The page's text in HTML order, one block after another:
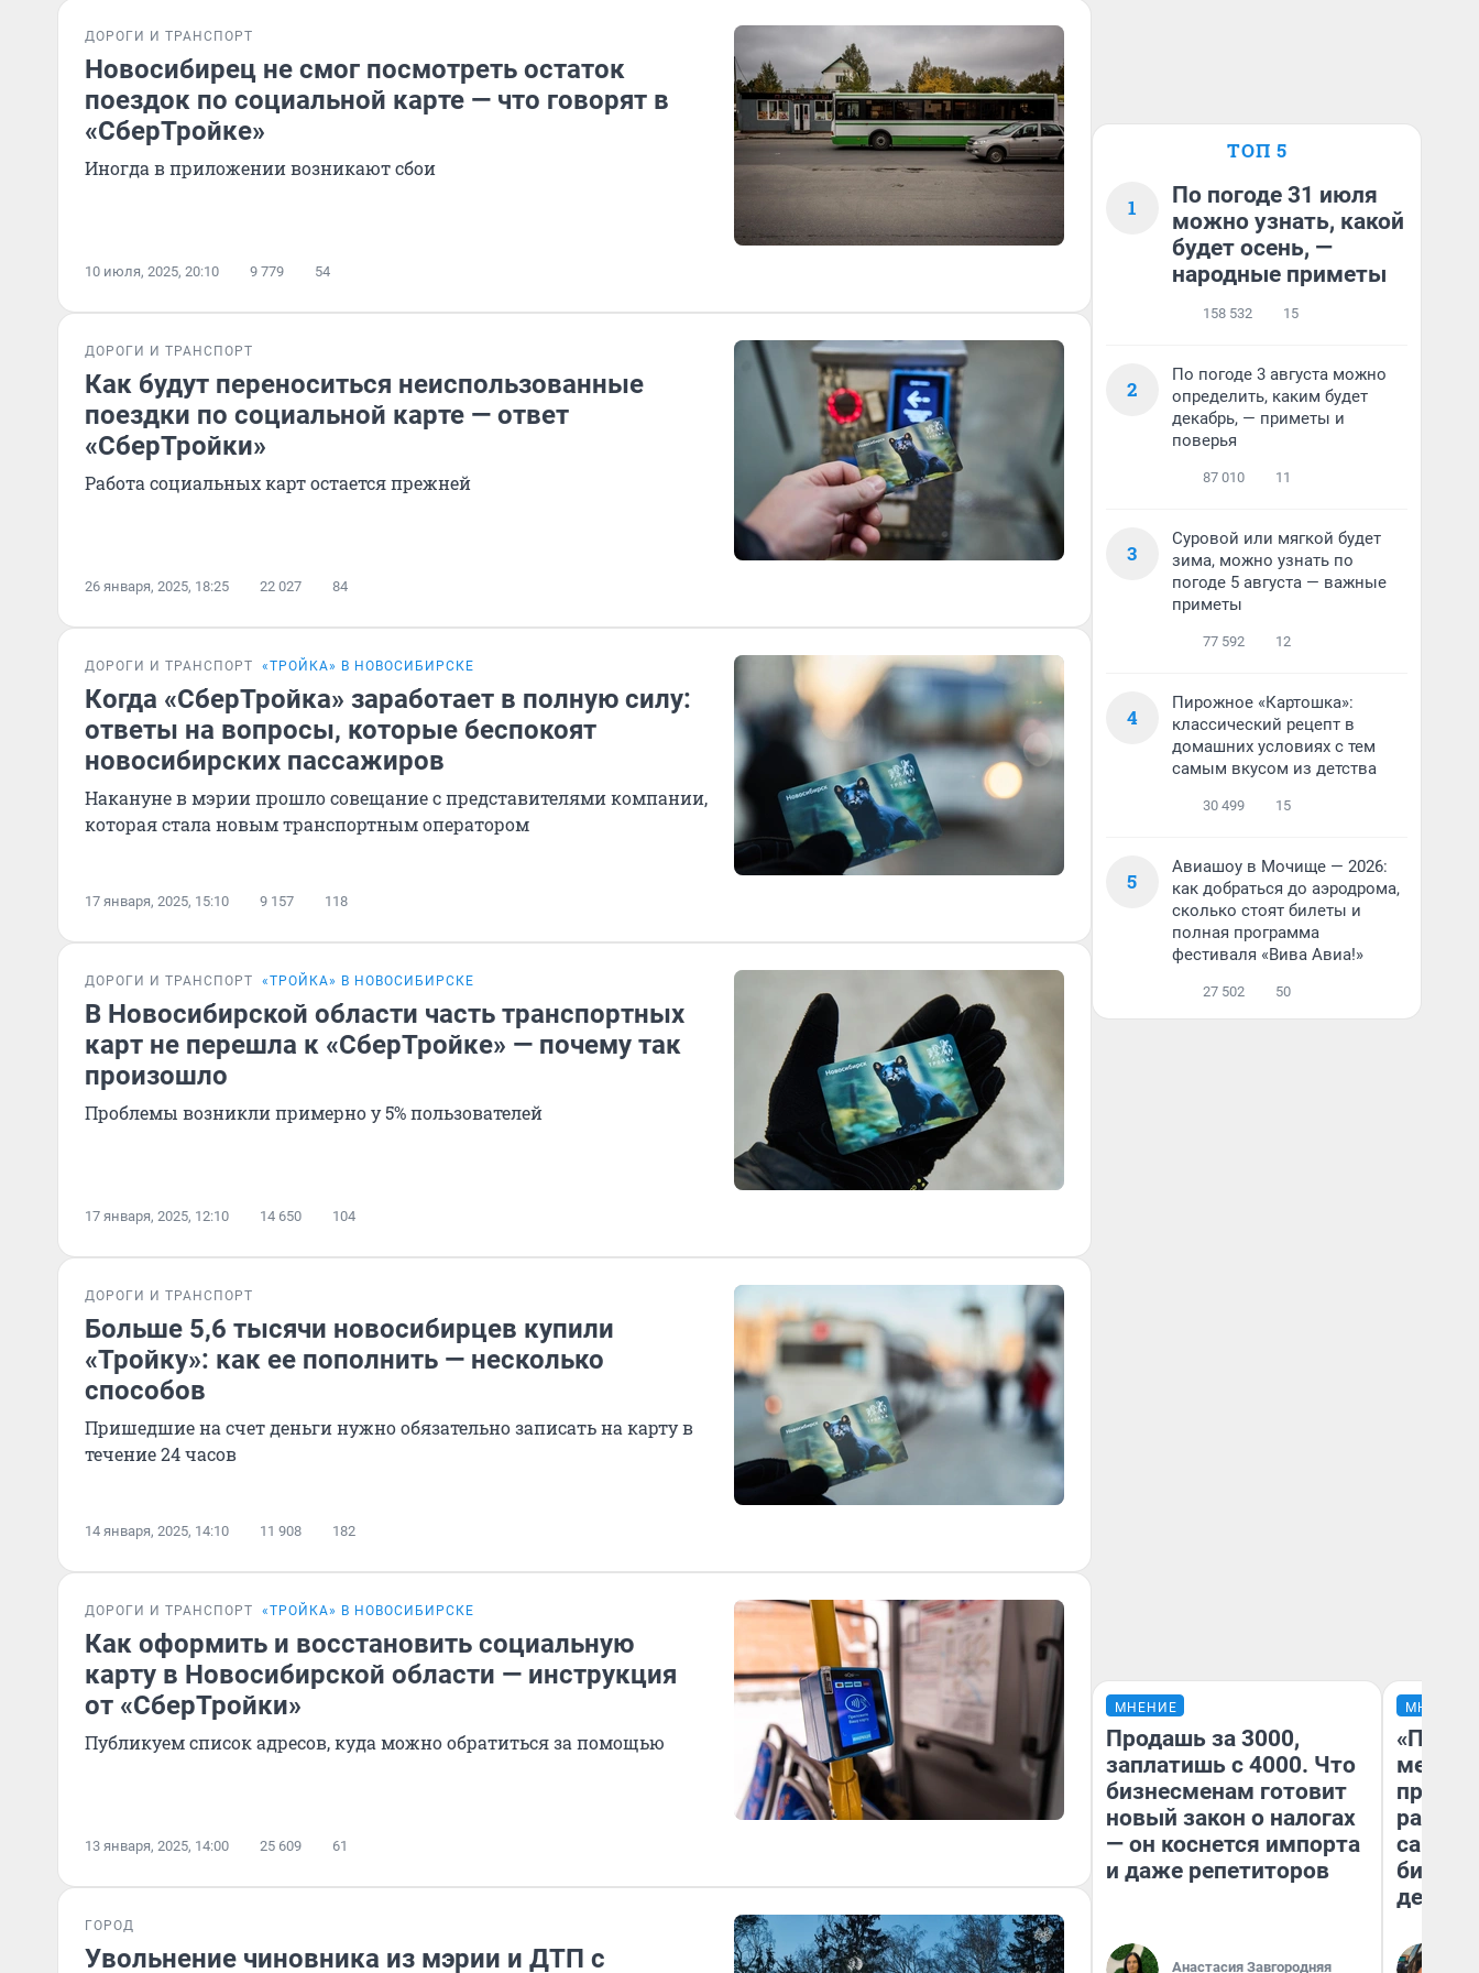
ДОРОГИ И ТРАНСПОРТ
Новосибирец не смог посмотреть остаток
поездок по социальной карте — что говорят в
«СберТройке»
Иногда в приложении возникают сбои
10 июля, 2025, 20:10 9 779 54
ДОРОГИ И ТРАНСПОРТ
Как будут переноситься неиспользованные
поездки по социальной карте — ответ
«СберТройки»
Работа социальных карт остается прежней
26 января, 2025, 18:25 22 027 84
ДОРОГИ И ТРАНСПОРТ «ТРОЙКА» В НОВОСИБИРСКЕ
Когда «СберТройка» заработает в полную силу:
ответы на вопросы, которые беспокоят
новосибирских пассажиров
Накануне в мэрии прошло совещание с представителями компании,
которая стала новым транспортным оператором
17 января, 2025, 15:10 9 157 118
ДОРОГИ И ТРАНСПОРТ «ТРОЙКА» В НОВОСИБИРСКЕ
В Новосибирской области часть транспортных
карт не перешла к «СберТройке» — почему так
произошло
Проблемы возникли примерно у 5% пользователей
17 января, 2025, 12:10 14 650 104
ДОРОГИ И ТРАНСПОРТ
Больше 5,6 тысячи новосибирцев купили
«Тройку»: как ее пополнить — несколько
способов
Пришедшие на счет деньги нужно обязательно записать на карту в
течение 24 часов
14 января, 2025, 14:10 11 908 182
ДОРОГИ И ТРАНСПОРТ «ТРОЙКА» В НОВОСИБИРСКЕ
Как оформить и восстановить социальную
карту в Новосибирской области — инструкция
от «СберТройки»
Публикуем список адресов, куда можно обратиться за помощью
13 января, 2025, 14:00 25 609 61
ГОРОД
Увольнение чиновника из мэрии и ДТП с
ТОП 5
1
По погоде 31 июля
можно узнать, какой
будет осень, —
народные приметы
158 532 15
2
По погоде 3 августа можно
определить, каким будет
декабрь, — приметы и
поверья
87 010 11
3
Суровой или мягкой будет
зима, можно узнать по
погоде 5 августа — важные
приметы
77 592 12
4
Пирожное «Картошка»:
классический рецепт в
домашних условиях с тем
самым вкусом из детства
30 499 15
5
Авиашоу в Мочище — 2026:
как добраться до аэродрома,
сколько стоят билеты и
полная программа
фестиваля «Вива Авиа!»
27 502 50
МНЕНИЕ
Продашь за 3000,
заплатишь с 4000. Что
бизнесменам готовит
новый закон о налогах
— он коснется импорта
и даже репетиторов
Анастасия Завгородняя
МНЕНИЕ
самом